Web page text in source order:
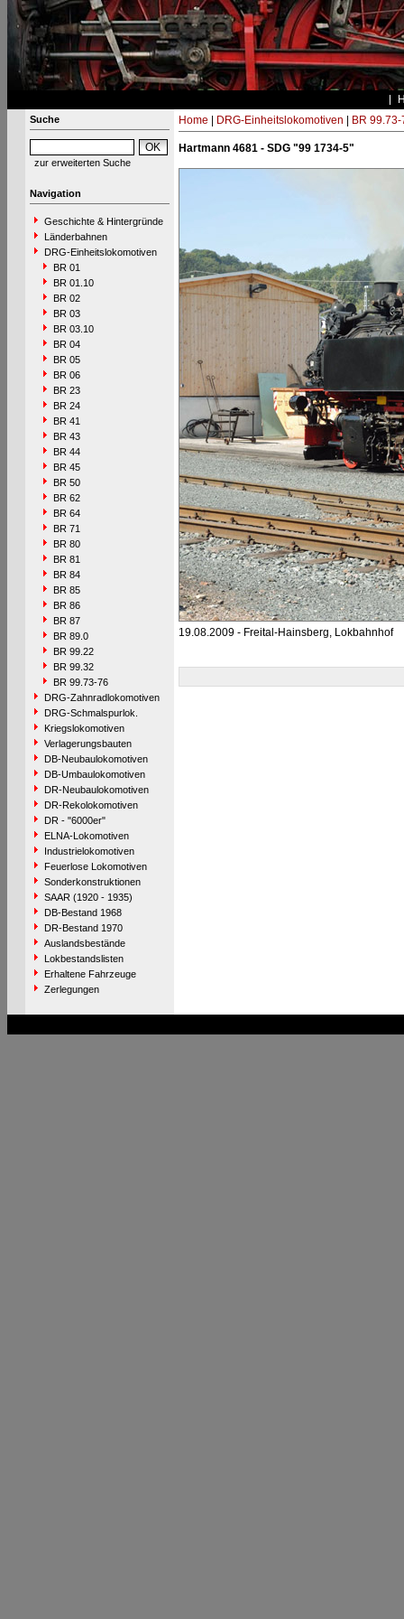
Suche
zur erweiterten Suche
Navigation
Geschichte & Hintergründe
Länderbahnen
DRG-Einheitslokomotiven
BR 01
BR 01.10
BR 02
BR 03
BR 03.10
BR 04
BR 05
BR 06
BR 23
BR 24
BR 41
BR 43
BR 44
BR 45
BR 50
BR 62
BR 64
BR 71
BR 80
BR 81
BR 84
BR 85
BR 86
BR 87
BR 89.0
BR 99.22
BR 99.32
BR 99.73-76
DRG-Zahnradlokomotiven
DRG-Schmalspurlok.
Kriegslokomotiven
Verlagerungsbauten
DB-Neubaulokomotiven
DB-Umbaulokomotiven
DR-Neubaulokomotiven
DR-Rekolokomotiven
DR - "6000er"
ELNA-Lokomotiven
Industrielokomotiven
Feuerlose Lokomotiven
Sonderkonstruktionen
SAAR (1920 - 1935)
DB-Bestand 1968
DR-Bestand 1970
Auslandsbestände
Lokbestandslisten
Erhaltene Fahrzeuge
Zerlegungen
Home DRG-Einheitslokomotiven BR 99.73-
Hartmann 4681 - SDG "99 1734-5"
19.08.2009 - Freital-Hainsberg, Lokbahnhof